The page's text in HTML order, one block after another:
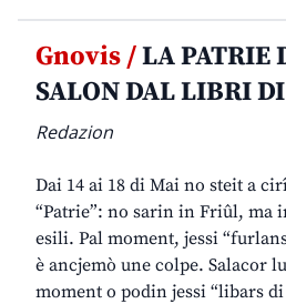
Gnovis /LA PATRIE
SALON DAL LIBRI
Redazion
Dai 14 ai 18 di Mai no steit a
“Patrie”: no sarin in Friûl,
esili. Pal moment, jessi
è ancjemò une colpe. Salacor
moment o podin jessi “libars